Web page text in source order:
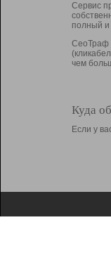
Сервис
полный и
СеоТраф
чем
Куда
Если у